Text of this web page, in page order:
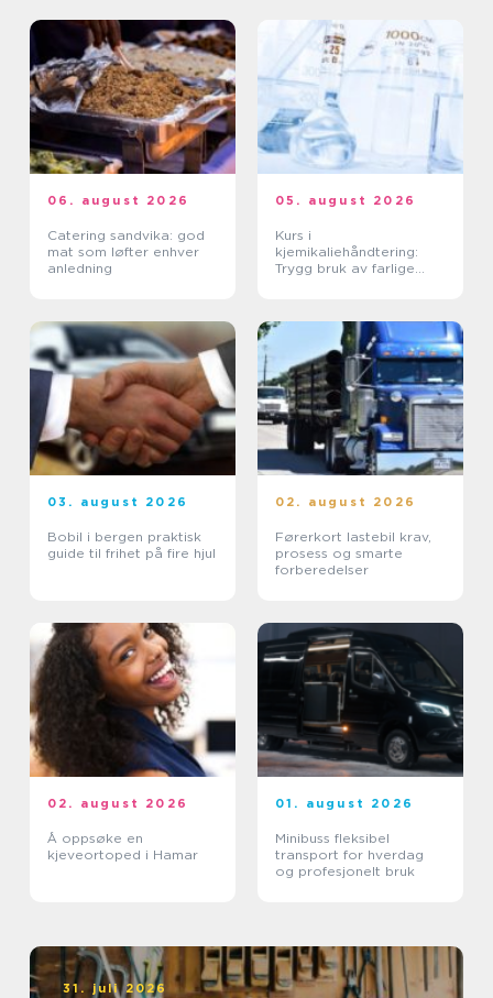
06. august 2026
Catering sandvika: god
mat som løfter enhver
anledning
05. august 2026
Kurs i
kjemikaliehåndtering:
Trygg bruk av farlige
03. august 2026
Bobil i bergen praktisk
guide til frihet på fire hjul
02. august 2026
Førerkort lastebil krav,
prosess og smarte
forberedelser
02. august 2026
Å oppsøke en
kjeveortoped i Hamar
01. august 2026
Minibuss fleksibel
transport for hverdag
og profesjonelt bruk
31. juli 2026